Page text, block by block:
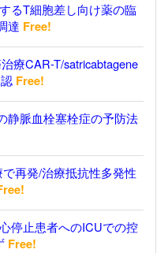
るT細胞差し向け薬の臨
達 Free!
療CAR-T/satricabtagene
Free!
静脈血栓塞栓症の予防法
再発/治療抵抗性多発性
停止患者へのICUでの控
Free!